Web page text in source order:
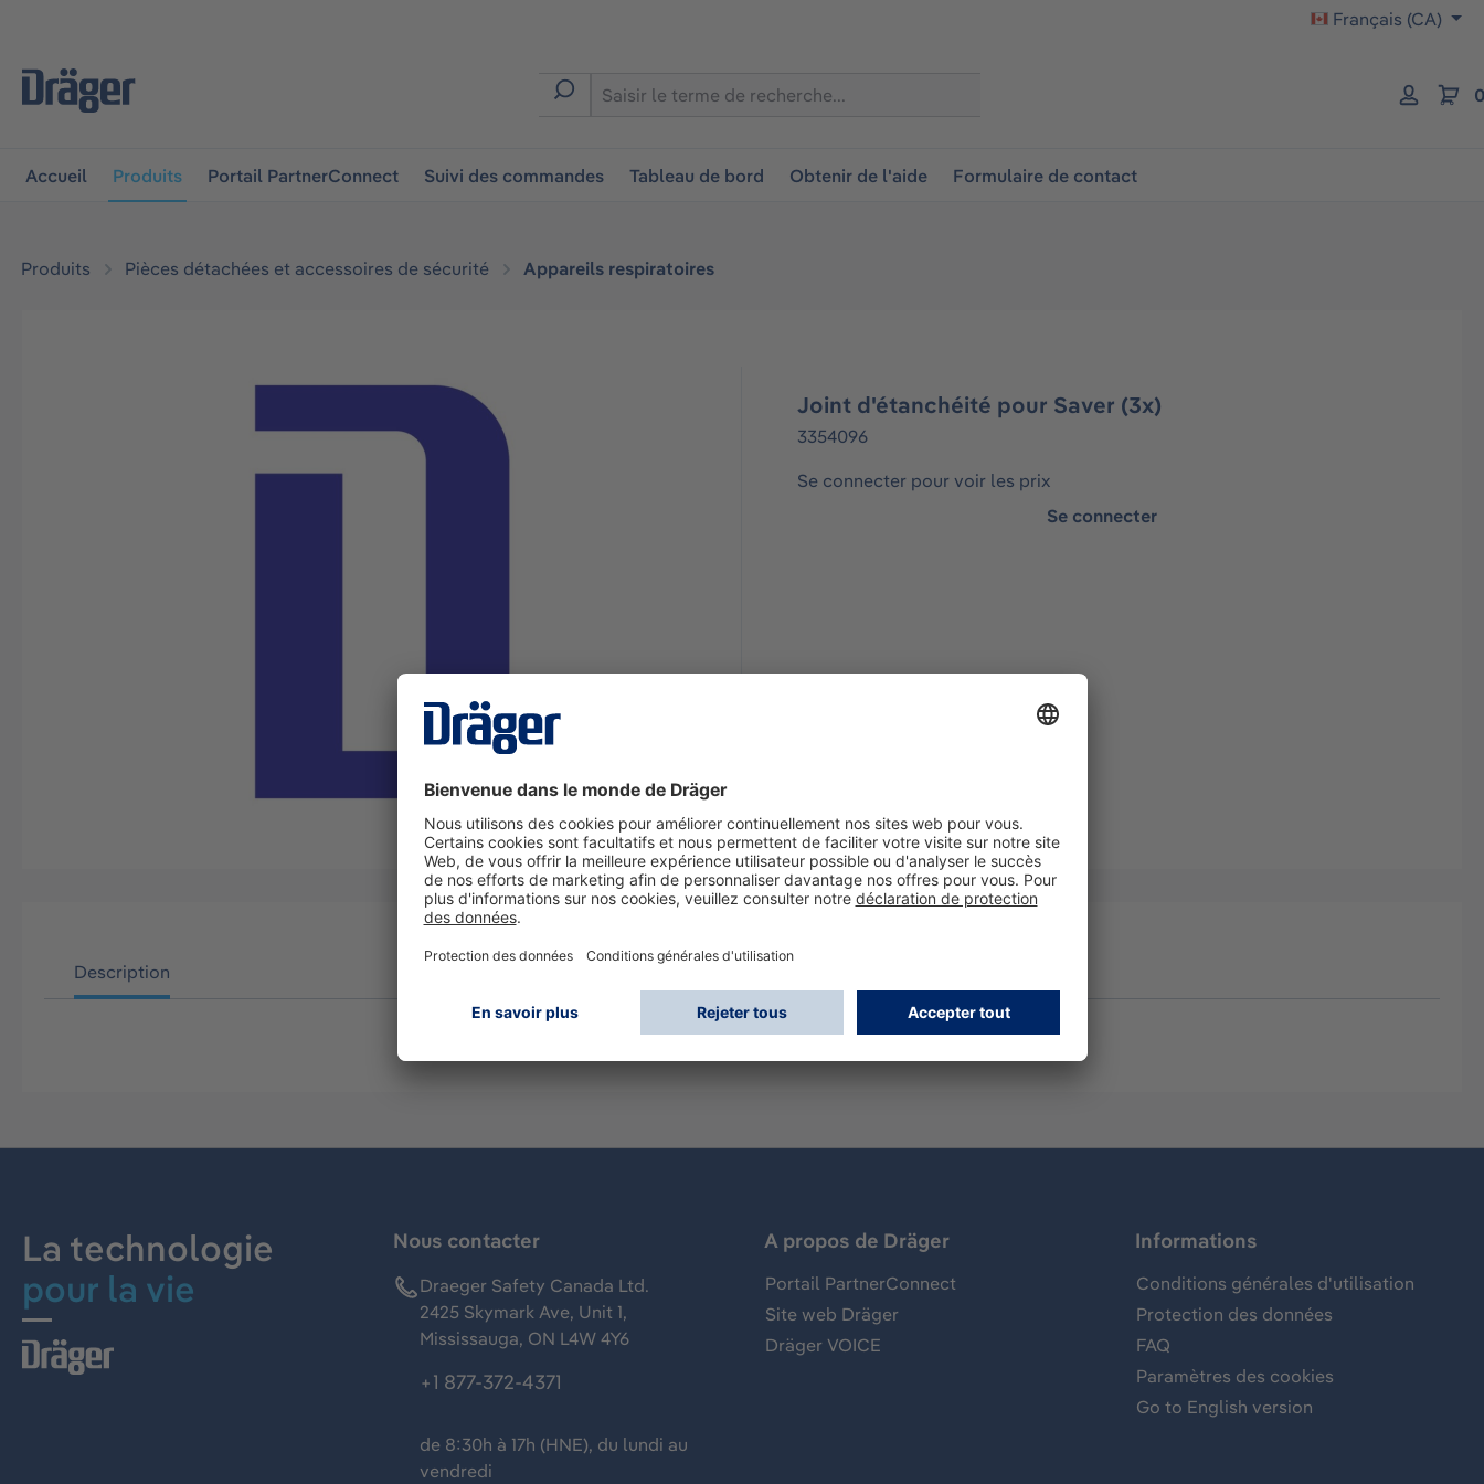
Français (CA)
Accueil Produits Portail PartnerConnect Suivi des commandes Tableau de bord Obtenir de l'aide Formulaire de contact
Produits Pièces détachées et accessoires de sécurité Appareils respiratoires
Joint d'étanchéité pour Saver (3x)
3354096
Se connecter pour voir les prix
Se connecter
Description
La technologie
pour la vie
Nous contacter
Draeger Safety Canada Ltd.
2425 Skymark Ave, Unit 1,
Mississauga, ON L4W 4Y6
+1 877-372-4371
de 8:30h à 17h (HNE), du lundi au
vendredi
A propos de Dräger
Portail PartnerConnect
Site web Dräger
Dräger VOICE
Informations
Conditions générales d'utilisation
Protection des données
FAQ
Paramètres des cookies
Go to English version